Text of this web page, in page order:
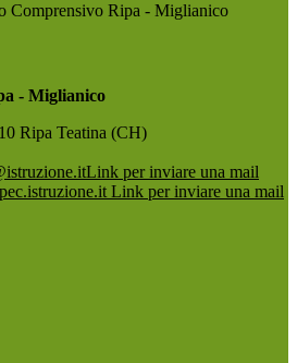
Comprensivo Ripa - Miglianico
- Miglianico
Ripa Teatina (CH)
Link per inviare una mail
Link per inviare una mail